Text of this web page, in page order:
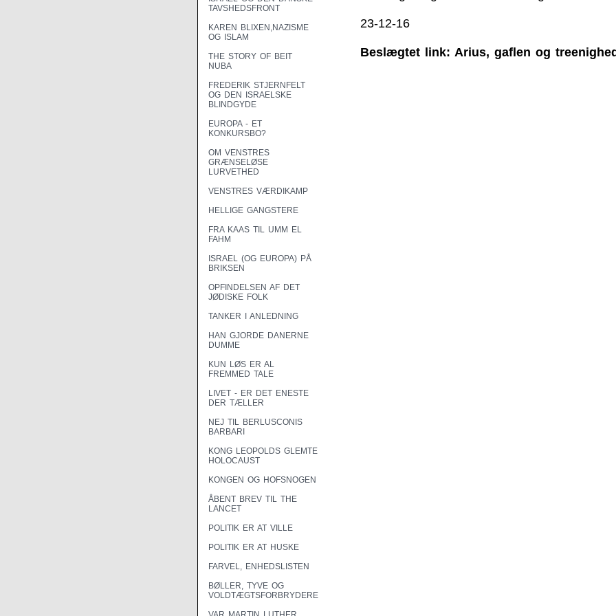
TAVSHEDSFRONT
KAREN BLIXEN,NAZISME
OG ISLAM
THE STORY OF BEIT
NUBA
FREDERIK STJERNFELT
OG DEN ISRAELSKE
BLINDGYDE
EUROPA - ET
KONKURSBO?
OM VENSTRES
GRÆNSELØSE
LURVETHED
VENSTRES VÆRDIKAMP
HELLIGE GANGSTERE
FRA KAAS TIL UMM EL
FAHM
ISRAEL (OG EUROPA) PÅ
BRIKSEN
OPFINDELSEN AF DET
JØDISKE FOLK
TANKER I ANLEDNING
HAN GJORDE DANERNE
DUMME
KUN LØS ER AL
FREMMED TALE
LIVET - ER DET ENESTE
DER TÆLLER
NEJ TIL BERLUSCONIS
BARBARI
KONG LEOPOLDS GLEMTE
HOLOCAUST
KONGEN OG HOFSNOGEN
ÅBENT BREV TIL THE
LANCET
POLITIK ER AT VILLE
POLITIK ER AT HUSKE
FARVEL, ENHEDSLISTEN
BØLLER, TYVE OG
VOLDTÆGTSFORBRYDERE
23-12-16
Beslægtet link: Arius, gaflen og